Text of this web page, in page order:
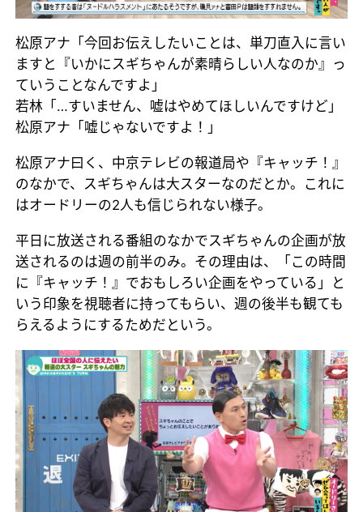
松原アナ「今回お伝えしたいことは、単刀直入に言い
ますと『いかにスギちゃんが素晴らしい人なのか』っ
ていうことなんですよ」
若林「…すいません、嘘はやめてほしいんですけど」
松原アナ「嘘じゃないですよ！」
松原アナ曰く、中京テレビの報道局や『キャッチ！』
のなかで、スギちゃんは大スターなのだとか。これに
はオードリーの2人も信じられない様子。
平日に放送される番組のなかでスギちゃんの企画が放
送されるのは週の前半のみ。その理由は、「この時間
に『キャッチ！』でおもしろい企画をやっている」と
いう印象を視聴者に持ってもらい、週の後半も観ても
らえるようにするためだという。